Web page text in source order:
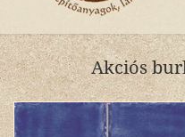
Akciós